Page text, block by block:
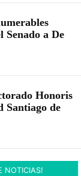
Senado a De
Honoris
Santiago de
NOTICIAS!